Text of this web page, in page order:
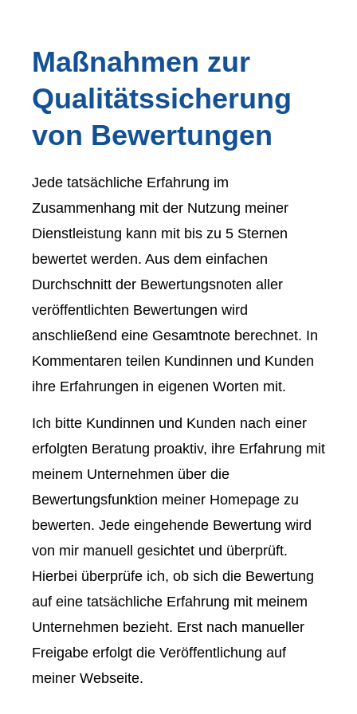
Maßnahmen zur
Qualitätssicherung
von Bewertungen
Jede tatsächliche Erfahrung im
Zusammenhang mit der Nutzung meiner
Dienstleistung kann mit bis zu 5 Sternen
bewertet werden. Aus dem einfachen
Durchschnitt der Bewertungsnoten aller
veröffentlichten Bewertungen wird
anschließend eine Gesamtnote berechnet. In
Kommentaren teilen Kundinnen und Kunden
ihre Erfahrungen in eigenen Worten mit.
Ich bitte Kundinnen und Kunden nach einer
erfolgten Beratung proaktiv, ihre Erfahrung mit
meinem Unternehmen über die
Bewertungsfunktion meiner Homepage zu
bewerten. Jede eingehende Bewertung wird
von mir manuell gesichtet und überprüft.
Hierbei überprüfe ich, ob sich die Bewertung
auf eine tatsächliche Erfahrung mit meinem
Unternehmen bezieht. Erst nach manueller
Freigabe erfolgt die Veröffentlichung auf
meiner Webseite.